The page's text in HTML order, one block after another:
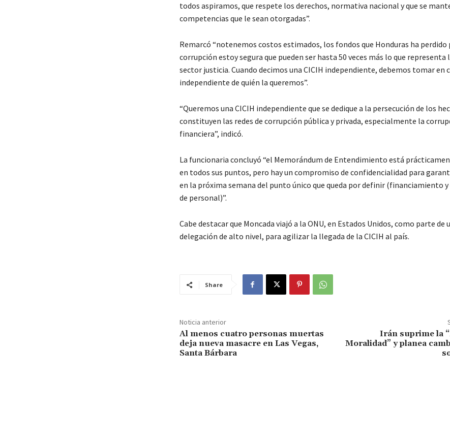
todos aspiramos, que respete los derechos, normativa nacional y que se
competencias que le sean otorgadas”.
Remarcó “notenemos costos estimados, los fondos que Honduras ha perdido
corrupción estoy segura que pueden ser hasta 50 veces más lo que representa
sector justicia. Cuando decimos una CICIH independiente, debemos tomar en
independiente de quién la queremos”.
“Queremos una CICIH independiente que se dedique a la persecución de los
constituyen las redes de corrupción pública y privada, especialmente la
financiera”, indicó.
La funcionaria concluyó “el Memorándum de Entendimiento está
en todos sus puntos, pero hay un compromiso de confidencialidad para
en la próxima semana del punto único que queda por definir (financiamiento
de personal)”.
Cabe destacar que Moncada viajó a la ONU, en Estados Unidos, como parte de
delegación de alto nivel, para agilizar la llegada de la CICIH al país.
Share
Noticia anterior
Al menos cuatro personas muertas
deja nueva masacre en Las Vegas,
Santa Bárbara
Irán suprime la
Moralidad” y planea